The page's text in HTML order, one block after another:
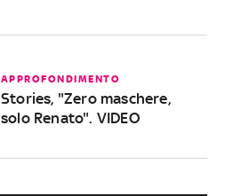
APPROFONDIMENTO
Stories, "Zero maschere,
solo Renato". VIDEO